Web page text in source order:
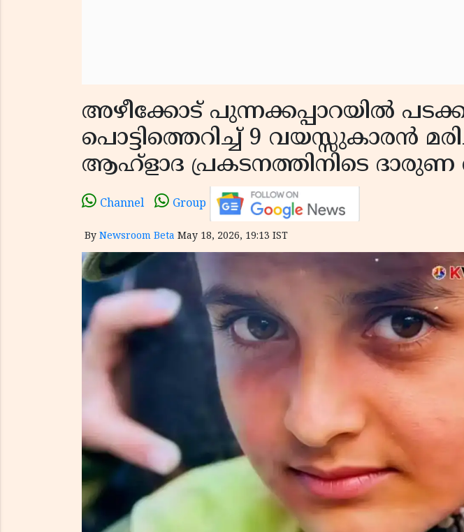
അഴീക്കോട് പുന്നക്കപ്പാറയിൽ
പൊട്ടിത്തെറിച്ച് 9 വയസ്സുകാരൻ
ആഹ്ളാദ പ്രകടനത്തിനിടെ
Channel Group
By Newsroom Beta May 18, 2026, 19:13 IST